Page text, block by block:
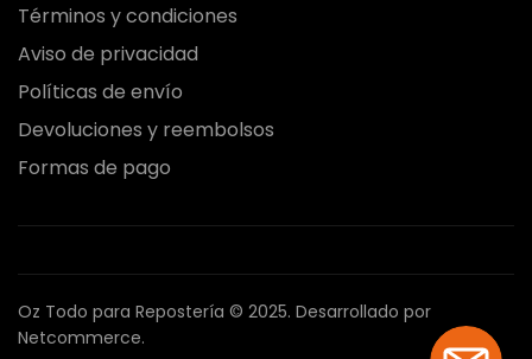
Términos y condiciones
Aviso de privacidad
Políticas de envío
Devoluciones y reembolsos
Formas de pago
Oz Todo para Repostería © 2025. Desarrollado por
Netcommerce.